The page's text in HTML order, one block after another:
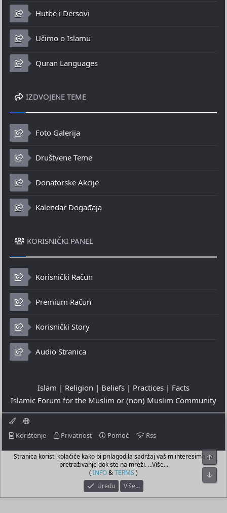
Hutbe i Dersovi
Učimo o Islamu
Quran Languages
IZDVOJENE TEME
Foto Galerija
Društvene Teme
Donatorske Akcije
Kalendar Događaja
KORISNIČKI PANEL
Korisnički Račun
Premium Račun
Korisnički Story
Audio Stranica
Islam | Religion | Beliefs | Practices | Facts
Islamic Forum for the Muslim or (non) Muslim Community
Korištenje Privatnost Pomoć Rss
© 2023 - 07-08-2026
© Islamic Community Platform ®
Stranica koristi kolačiće kako bi prilagodila sadržaj vašim interesima za
pretraživanje dok ste na mreži. ...Više...
( INFO&TERMS )
Uredu
Više…
Top